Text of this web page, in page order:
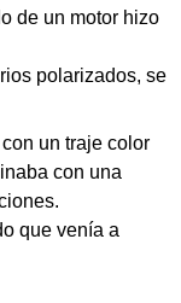
de un motor hizo
polarizados, se
un traje color
con una
que venía a